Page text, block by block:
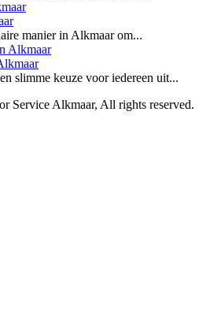
manier in Alkmaar om...
slimme keuze voor iedereen uit...
Service Alkmaar, All rights reserved.